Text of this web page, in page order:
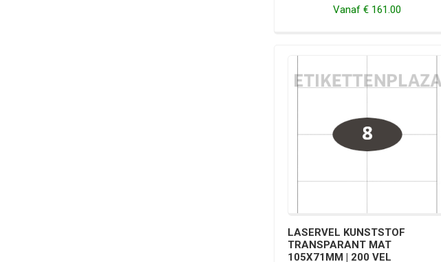
Vanaf€ 161.00
LASERVEL KUNSTSTOF
TRANSPARANT MAT
105X71MM | 200 VEL